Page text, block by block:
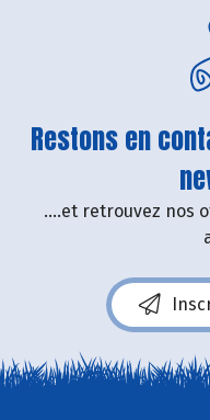
Restons en
....et retrouvez nos